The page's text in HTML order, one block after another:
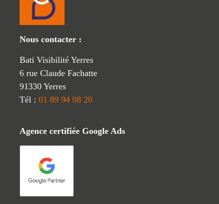
Nous contacter :
Bati Visibilité Yerres
6 rue Claude Fachatte
91330 Yerres
Tél :01 89 94 08 20
Agence certifiée Google Ads